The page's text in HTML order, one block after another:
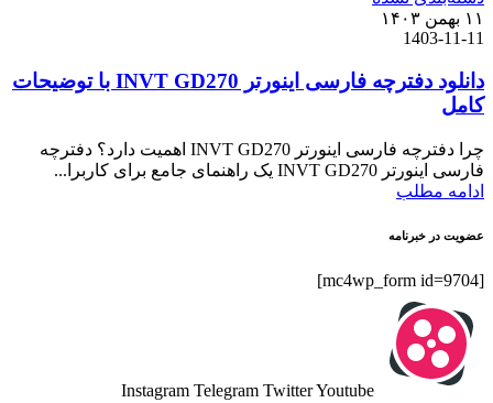
۱۱ بهمن ۱۴۰۳
1403-11-11
دانلود دفترچه فارسی اینورتر INVT GD270 با توضیحات
کامل
چرا دفترچه فارسی اینورتر INVT GD270 اهمیت دارد؟ دفترچه
فارسی اینورتر INVT GD270 یک راهنمای جامع برای کاربرا...
ادامه مطلب
عضویت در خبرنامه
[mc4wp_form id=9704]
Instagram Telegram TwitterYoutube